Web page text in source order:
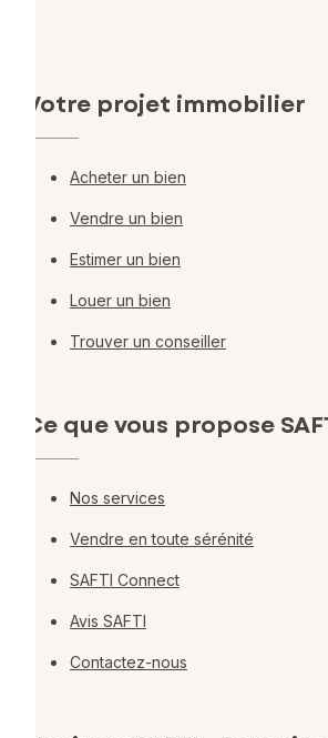
Votre projet immobilier
Acheter un bien
Vendre un bien
Estimer un bien
Louer un bien
Trouver un conseiller
Ce que vous propose
Nos services
Vendre en toute sérénité
SAFTI Connect
Avis SAFTI
Contactez-nous